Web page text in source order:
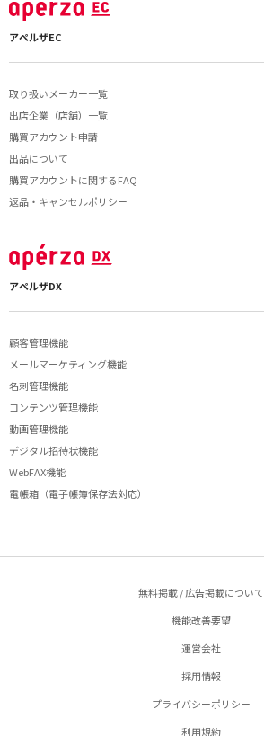
アペルザEC
取り扱いメーカー一覧
出店企業（店舗）一覧
購買アカウント申請
出品について
購買アカウントに関するFAQ
返品・キャンセルポリシー
アペルザDX
顧客管理機能
メールマーケティング機能
名刺管理機能
コンテンツ管理機能
動画管理機能
デジタル招待状機能
WebFAX機能
電帳箱（電子帳簿保存法対応）
無料掲載 / 広告掲載について
機能改善要望
運営会社
採用情報
プライバシーポリシー
利用規約